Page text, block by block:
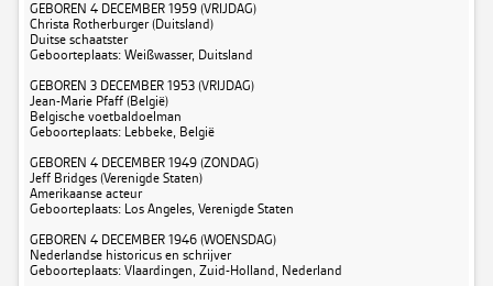
GEBOREN 4 DECEMBER 1959 (VRIJDAG)
Christa Rotherburger (Duitsland)
Duitse schaatster
Geboorteplaats: Weißwasser, Duitsland
GEBOREN 3 DECEMBER 1953 (VRIJDAG)
Jean-Marie Pfaff (België)
Belgische voetbaldoelman
Geboorteplaats: Lebbeke, België
GEBOREN 4 DECEMBER 1949 (ZONDAG)
Jeff Bridges (Verenigde Staten)
Amerikaanse acteur
Geboorteplaats: Los Angeles, Verenigde Staten
GEBOREN 4 DECEMBER 1946 (WOENSDAG)
Nederlandse historicus en schrijver
Geboorteplaats: Vlaardingen, Zuid-Holland, Nederland